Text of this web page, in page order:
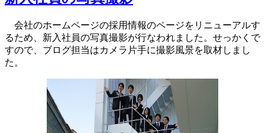
会社のホームページの採用情報のページをリニューアルす
るため、新入社員の写真撮影が行なわれました。せっかくで
すので、ブログ担当はカメラ片手に撮影風景を取材しまし
た。